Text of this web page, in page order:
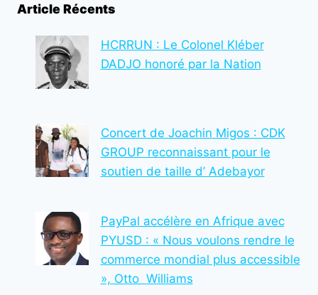
LE
LOMÉ:
BIENTÔT
UN
Article Récents
HCRRUN : Le Colonel Kléber
DADJO honoré par la Nation
Concert de Joachin Migos : CDK
GROUP reconnaissant pour le
soutien de taille d’ Adebayor
PayPal accélère en Afrique avec
PYUSD : « Nous voulons rendre le
commerce mondial plus accessible
», Otto Williams